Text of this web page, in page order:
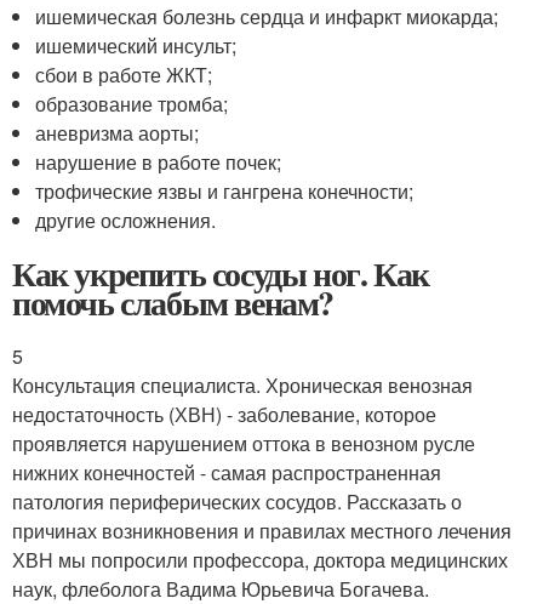
ишемическая болезнь сердца и инфаркт миокарда;
ишемический инсульт;
сбои в работе ЖКТ;
образование тромба;
аневризма аорты;
нарушение в работе почек;
трофические язвы и гангрена конечности;
другие осложнения.
Как укрепить сосуды ног. Как
помочь слабым венам?
5
Консультация специалиста. Хроническая венозная
недостаточность (ХВН) - заболевание, которое
проявляется нарушением оттока в венозном русле
нижних конечностей - самая распространенная
патология периферических сосудов. Рассказать о
причинах возникновения и правилах местного лечения
ХВН мы попросили профессора, доктора медицинских
наук, флеболога Вадима Юрьевича Богачева.